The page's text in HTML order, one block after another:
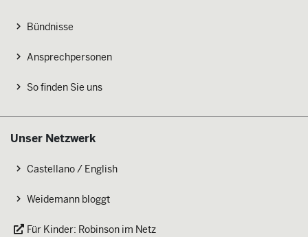
Bündnisse
Ansprechpersonen
So finden Sie uns
Unser Netzwerk
Castellano / English
Weidemann bloggt
Für Kinder: Robinson im Netz